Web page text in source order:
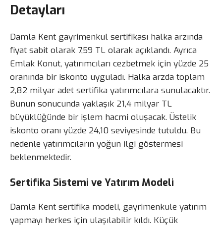
Detayları
Damla Kent gayrimenkul sertifikası halka arzında
fiyat sabit olarak 7,59 TL olarak açıklandı. Ayrıca
Emlak Konut, yatırımcıları cezbetmek için yüzde 25
oranında bir iskonto uyguladı. Halka arzda toplam
2,82 milyar adet sertifika yatırımcılara sunulacaktır.
Bunun sonucunda yaklaşık 21,4 milyar TL
büyüklüğünde bir işlem hacmi oluşacak. Üstelik
iskonto oranı yüzde 24,10 seviyesinde tutuldu. Bu
nedenle yatırımcıların yoğun ilgi göstermesi
beklenmektedir.
Sertifika Sistemi ve Yatırım Modeli
Damla Kent sertifika modeli, gayrimenkule yatırım
yapmayı herkes için ulaşılabilir kıldı. Küçük